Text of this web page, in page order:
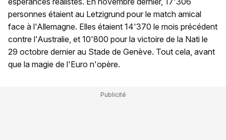
personnes étaient au Letzigrund pour le match amical
face à l'Allemagne. Elles étaient 14'370 le mois précédent
contre l'Australie, et 10'800 pour la victoire de la Nati le
29 octobre dernier au Stade de Genève. Tout cela, avant
que la magie de l'Euro n'opère.